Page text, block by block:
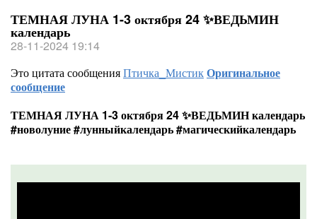
ТЕМНАЯ ЛУНА 1-3 октября 24 ✨ВЕДЬМИН
календарь
28-11-2024 19:14
Это цитата сообщенияПтичка_МистикОригинальное
сообщение
ТЕМНАЯ ЛУНА 1-3 октября 24 ✨ВЕДЬМИН календарь
#новолуние #лунныйкалендарь #магическийкалендарь